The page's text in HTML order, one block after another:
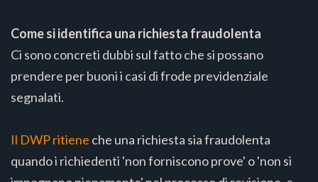
Come si identifica una richiesta fraudolenta
Ci sono concreti dubbi sul fatto che si possano
prendere per buoni i casi di frode previdenziale
segnalati.
Il DWP ritiene che una richiesta sia fraudolenta
quando i richiedenti 'non forniscono prove' o 'non si